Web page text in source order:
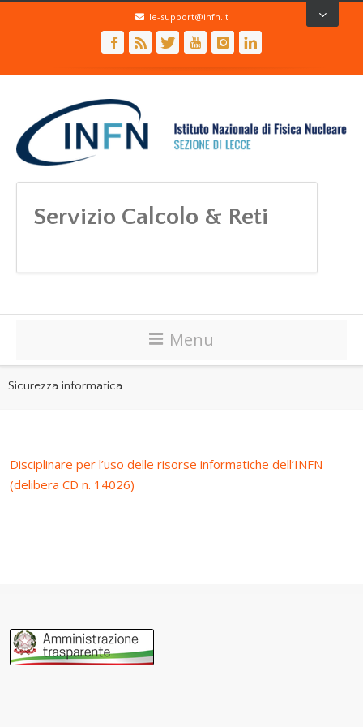
le-support@infn.it
Servizio Calcolo & Reti
Menu
Sicurezza informatica
Disciplinare per l’uso delle risorse informatiche dell’INFN
(delibera CD n. 14026)